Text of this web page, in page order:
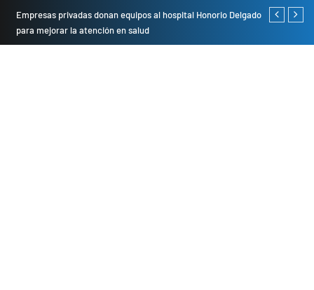
Empresas privadas donan equipos al hospital Honorio Delgado
para mejorar la atención en salud
Cambio de